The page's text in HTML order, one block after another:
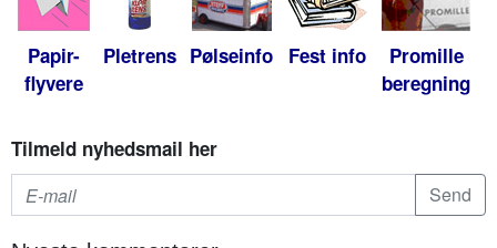
Papir-
flyvere
Pletrens Pølseinfo Fest info
Promille
beregning
Tilmeld nyhedsmail her